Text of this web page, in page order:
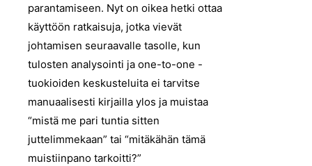
parantamiseen. Nyt on oikea hetki ottaa
käyttöön ratkaisuja, jotka vievät
johtamisen seuraavalle tasolle, kun
tulosten analysointi ja one-to-one -
tuokioiden keskusteluita ei tarvitse
manuaalisesti kirjailla ylos ja muistaa
“mistä me pari tuntia sitten
juttelimmekaan” tai “mitäkähän tämä
muistiinpano tarkoitti?”